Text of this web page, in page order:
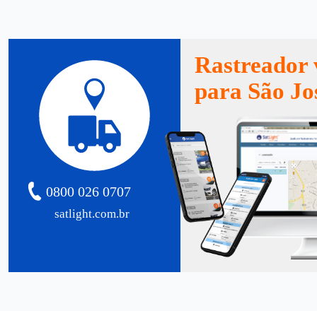
satlight.com.br
0800 026 0707
Rastreador
para São